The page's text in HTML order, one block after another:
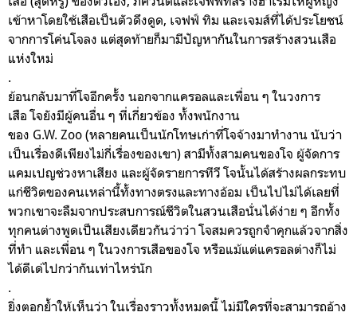
เข้าหาโดยใช้เสือเป็นตัวดึงดูด, เจฟฟ์ ทิม และเจมส์ที่ได้ประโยชน์
จากการโค่นโจลง แต่สุดท้ายก็มามีปัญหากันในการสร้างสวนเสือ
แห่งใหม่
.
ย้อนกลับมาที่โจอีกครั้ง นอกจากแครอลและเพื่อน ๆ ในวงการ
เสือ โจยังมีผู้คนอื่น ๆ ที่เกี่ยวข้อง ทั้งพนักงาน
ของ G.W. Zoo (หลายคนเป็นนักโทษเก่าที่โจจ้างมาทำงาน นับว่า
เป็นเรื่องดีเพียงไม่กี่เรื่องของเขา) สามีทั้งสามคนของโจ ผู้จัดการ
แคมเปญช่วงหาเสียง และผู้จัดรายการทีวี โจนั้นได้สร้างผลกระทบ
แก่ชีวิตของคนเหล่านี้ทั้งทางตรงและทางอ้อม เป็นไปไม่ได้เลยที่
พวกเขาจะลืมจากประสบการณ์ชีวิตในสวนเสือนั่นได้ง่าย ๆ อีกทั้ง
ทุกคนต่างพูดเป็นเสียงเดียวกันว่าว่า โจสมควรถูกจำคุกแล้วจากสิ่ง
ที่ทำ และเพื่อน ๆ ในวงการเสือของโจ หรือแม้แต่แครอลต่างก็ไม่
ได้ดีเด่ไปกว่ากันเท่าไหร่นัก
.
ยิ่งตอกย้ำให้เห็นว่า ในเรื่องราวทั้งหมดนี้ ไม่มีใครที่จะสามารถอ้าง